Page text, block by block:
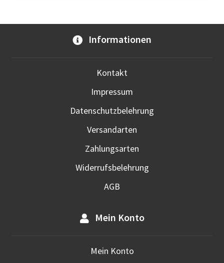
Informationen
Kontakt
Impressum
Datenschutzbelehrung
Versandarten
Zahlungsarten
Widerrufsbelehrung
AGB
Mein Konto
Mein Konto